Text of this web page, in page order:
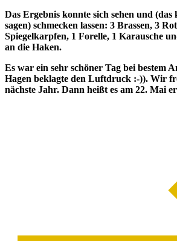
Das Ergebnis konnte sich sehen und (das
sagen) schmecken lassen: 3 Brassen, 3
Spiegelkarpfen, 1 Forelle, 1 Karausche
an die Haken.
Es war ein sehr schöner Tag bei bestem
Hagen beklagte den Luftdruck :-)). Wir
nächste Jahr. Dann heißt es am 22. Mai